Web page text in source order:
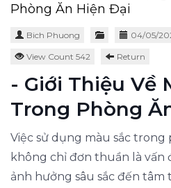
Phòng Ăn Hiện Đại
Bich Phuong 04/05/
View Count 542 Return
- Giới Thiệu Về
Trong Phòng
Việc sử dụng màu sắc trong
không chỉ đơn thuần là vấn
ảnh hưởng sâu sắc đến tâm